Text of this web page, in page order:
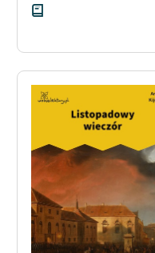
Materiały promocyjne
Regulamin biblioteki
Dane fundacji i
sprawozdania finansowe
Regulamin darowizn
Informacja o treściach
wrażliwych
Deklaracja dostępności